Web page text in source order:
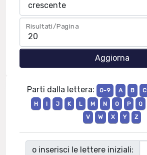
Risultati/Pagina
Parti dalla lettera: 0-9 A B C
H
I J K L M N O P Q
V
W X Y Z
o inserisci le lettere iniziali: